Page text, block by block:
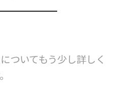
ついてもう少し詳しく